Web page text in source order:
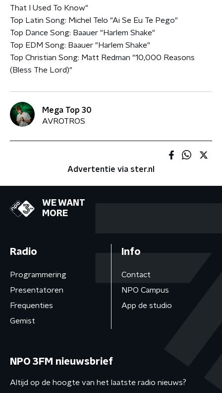
That I Used To Know"
Top Latin Song: Michel Telo "Ai Se Eu Te Pego"
Top Dance Song: Baauer "Harlem Shake"
Top EDM Song: Baauer "Harlem Shake"
Top Christian Song: Matt Redman "10,000 Reasons
(Bless The Lord)"
Mega Top 30
AVROTROS
Advertentie via ster.nl
WE WANT
MORE
Radio
Programmering
Presentatoren
Frequenties
Gemist
Info
Contact
NPO Campus
App de studio
NPO 3FM nieuwsbrief
Altijd op de hoogte van het laatste radio nieuws?